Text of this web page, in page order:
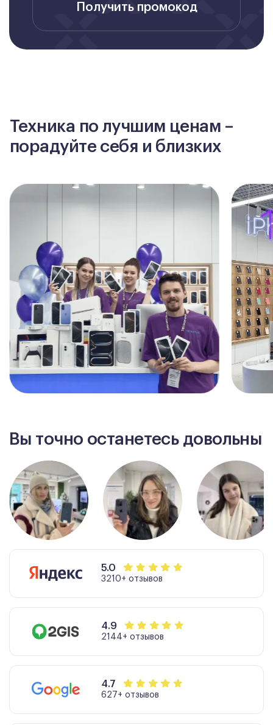
Получить промокод
Техника по лучшим ценам –
порадуйте себя и близких
Вы точно останетесь довольны
5.0
3210+ отзывов
4.9
2144+ отзывов
4.7
627+ отзывов